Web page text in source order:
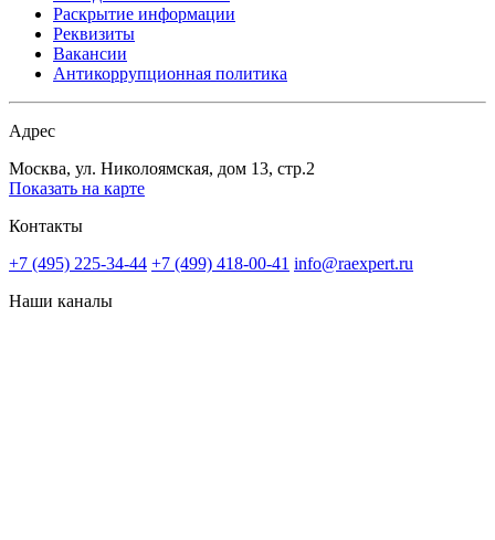
Раскрытие информации
Реквизиты
Вакансии
Антикоррупционная политика
Адрес
Москва, ул. Николоямская, дом 13, стр.2
Показать на карте
Контакты
+7 (495) 225-34-44 +7 (499) 418-00-41 info@raexpert.ru
Наши каналы